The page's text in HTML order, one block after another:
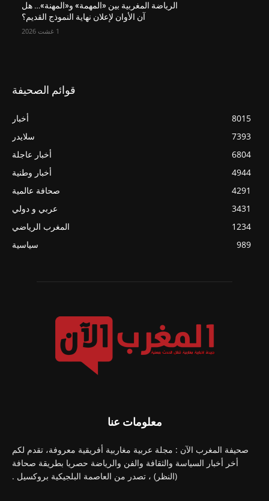
الرياضة المغربية بين «المهمة» و«المهنة»… هل
آن الأوان لإعلان نهاية النموذج القديم؟
1 غشت 2026
قوائم الصحيفة
أخبار
8015
سلايدر
7393
أخبار عاجلة
6804
أخبار وطنية
4944
صحافة عالمية
4291
عربي و دولي
3431
المغرب الرياضي
1234
سياسية
989
معلومات عنا
صحيفة المغرب الآن : مجلة عربية مغاربية أفريقية معروفة، تقدم لكم
أخر أخبار السياسة والثقافة والفن والرياضة حصريا بطريقة صحافة
(النظر) ، تصدر من العاصمة البلجيكية بروكسيل .